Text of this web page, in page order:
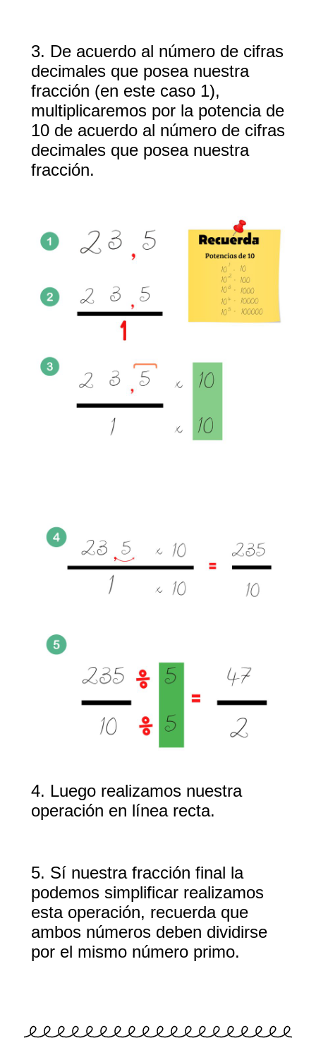
3. De acuerdo al número de cifras
decimales que posea nuestra
fracción (en este caso 1),
multiplicaremos por la potencia de
10 de acuerdo al número de cifras
decimales que posea nuestra
fracción.
4. Luego realizamos nuestra
operación en línea recta.
5. Sí nuestra fracción final la
podemos simplificar realizamos
esta operación, recuerda que
ambos números deben dividirse
por el mismo número primo.